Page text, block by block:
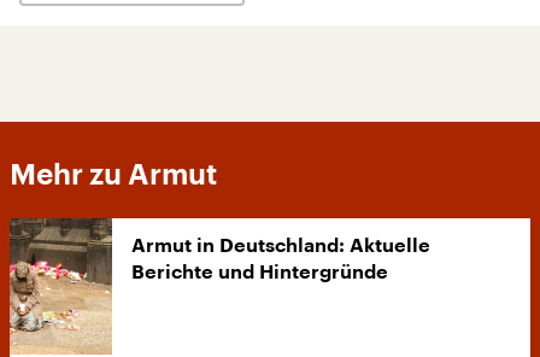
Mehr zu Armut
Armut in Deutschland: Aktuelle
Berichte und Hintergründe